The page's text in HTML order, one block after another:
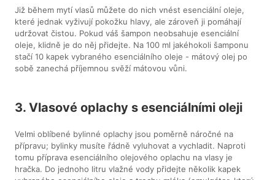
Již během mytí vlasů můžete do nich vnést esenciální oleje,
které jednak vyživují pokožku hlavy, ale zároveň ji pomáhají
udržovat čistou. Pokud váš šampon neobsahuje esenciální
oleje, klidně je do něj přidejte. Na 100 ml jakéhokoli šamponu
stačí 10 kapek vybraného esenciálního oleje - mátový olej po
sobě zanechá příjemnou svěží mátovou vůni.
3. Vlasové oplachy s esenciálními oleji
Velmi oblíbené bylinné oplachy jsou poměrně náročné na
přípravu; bylinky musíte řádně vyluhovat a vychladit. Naproti
tomu příprava esenciálního olejového oplachu na vlasy je
hračka. Do jednoho litru vlažné vody přidejte několik kapek